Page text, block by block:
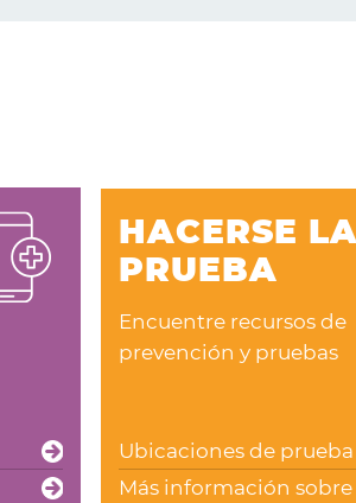
HACERSE LA
PRUEBA
Encuentre recursos de
prevención y pruebas
Ubicaciones de prueba
Más información sobre